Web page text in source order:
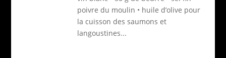
poivre du moulin • huile d’olive pour
la cuisson des saumons et
langoustines...